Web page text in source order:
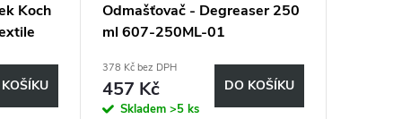
Koch
Odmašťovač - Degreaser 250
ml 607-250ML-01
378 Kč bez DPH
457 Kč
Skladem >5 ks
DO KOŠÍKU